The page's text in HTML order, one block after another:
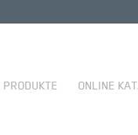
PRODUKTE ONLINE